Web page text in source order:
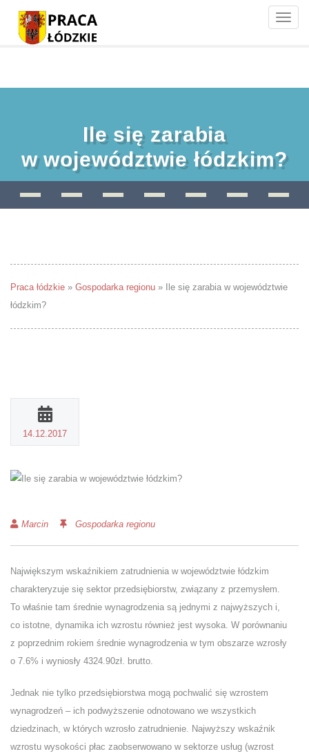
Toggle
Ile się zarabia
w województwie łódzkim?
Praca łódzkie » Gospodarka regionu »
Ile się zarabia w województwie
łódzkim?
14.12.2017
Marcin Gospodarka regionu
Największym wskaźnikiem zatrudnienia w województwie łódzkim
charakteryzuje się sektor przedsiębiorstw, związany z przemysłem.
To właśnie tam średnie wynagrodzenia są jednymi z najwyższych i,
co istotne, dynamika ich wzrostu również jest wysoka. W porównaniu
z poprzednim rokiem średnie wynagrodzenia w tym obszarze wzrosły
o 7.6% i wyniosły 4324.90zł. brutto.
Jednak nie tylko przedsiębiorstwa mogą pochwalić się wzrostem
wynagrodzeń – ich podwyższenie odnotowano we wszystkich
dziedzinach, w których wzrosło zatrudnienie. Najwyższy wskaźnik
wzrostu wysokości płac zaobserwowano w sektorze usług (wzrost